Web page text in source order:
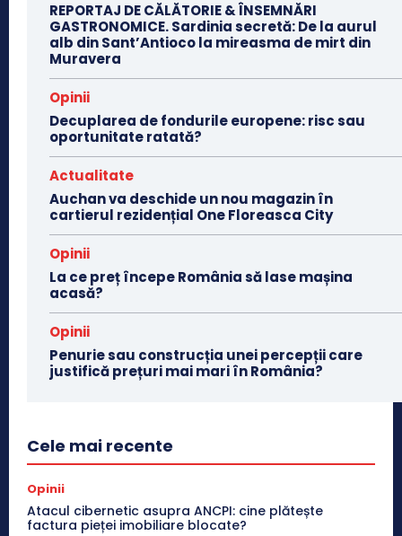
REPORTAJ DE CĂLĂTORIE & ÎNSEMNĂRI
GASTRONOMICE. Sardinia secretă: De la aurul
alb din Sant’Antioco la mireasma de mirt din
Muravera
Opinii
Decuplarea de fondurile europene: risc sau
oportunitate ratată?
Actualitate
Auchan va deschide un nou magazin în
cartierul rezidențial One Floreasca City
Opinii
La ce preț începe România să lase mașina
acasă?
Opinii
Penurie sau construcția unei percepții care
justifică prețuri mai mari în România?
Cele mai recente
Opinii
Atacul cibernetic asupra ANCPI: cine plătește
factura pieței imobiliare blocate?